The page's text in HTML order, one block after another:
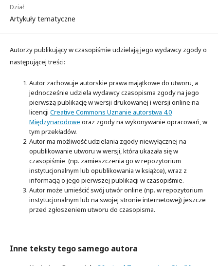
Dział
Artykuły tematyczne
Autorzy publikujący w czasopiśmie udzielają jego wydawcy zgody o
następującej treści:
Autor zachowuje autorskie prawa majątkowe do utworu, a
jednocześnie udziela wydawcy czasopisma zgody na jego
pierwszą publikację w wersji drukowanej i wersji online na
licencji Creative Commons Uznanie autorstwa 4.0
Międzynarodowe oraz zgody na wykonywanie opracowań, w
tym przekładów.
Autor ma możliwość udzielania zgody niewyłącznej na
opublikowanie utworu w wersji, która ukazała się w
czasopiśmie (np. zamieszczenia go w repozytorium
instytucjonalnym lub opublikowania w książce), wraz z
informacją o jego pierwszej publikacji w czasopiśmie.
Autor może umieścić swój utwór online (np. w repozytorium
instytucjonalnym lub na swojej stronie internetowej) jeszcze
przed zgłoszeniem utworu do czasopisma.
Inne teksty tego samego autora